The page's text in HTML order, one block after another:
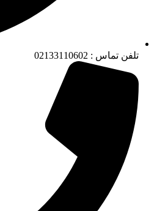
تلفن تماس : 02133110602